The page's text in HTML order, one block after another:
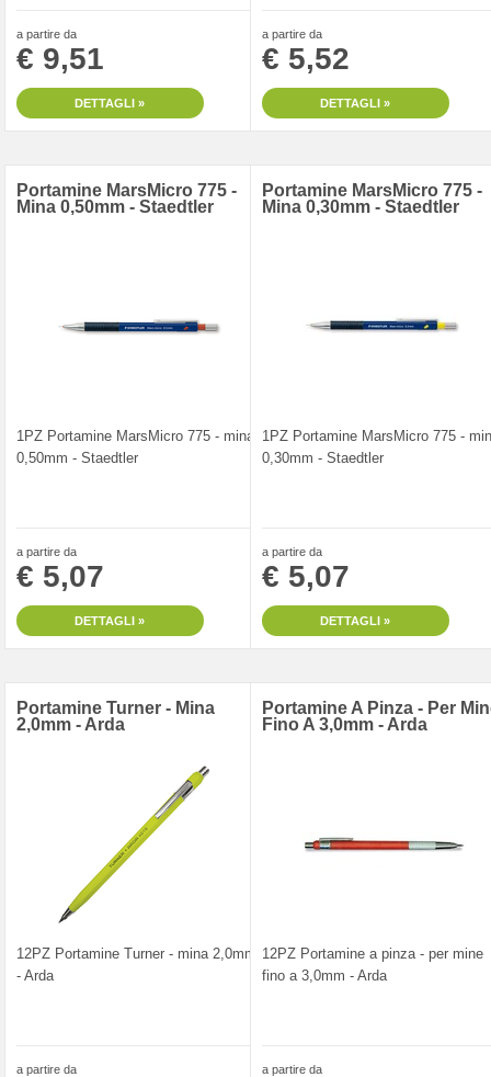
a partire da
€ 9,51
DETTAGLI »
a partire da
€ 5,52
DETTAGLI »
Portamine MarsMicro 775 -
Mina 0,50mm - Staedtler
1PZ Portamine MarsMicro 775 - mina
0,50mm - Staedtler
a partire da
€ 5,07
DETTAGLI »
Portamine MarsMicro 775 -
Mina 0,30mm - Staedtler
1PZ Portamine MarsMicro 775 -
0,30mm - Staedtler
a partire da
€ 5,07
DETTAGLI »
Portamine Turner - Mina
2,0mm - Arda
12PZ Portamine Turner - mina 2,0mm
- Arda
a partire da
Portamine A Pinza - Per
Fino A 3,0mm - Arda
12PZ Portamine a pinza - per mine
fino a 3,0mm - Arda
a partire da